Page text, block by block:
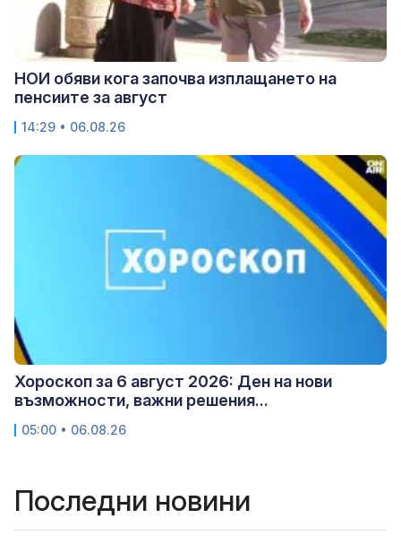
НОИ обяви кога започва изплащането на
пенсиите за август
14:29 • 06.08.26
Хороскоп за 6 август 2026: Ден на нови
възможности, важни решения...
05:00 • 06.08.26
Последни новини